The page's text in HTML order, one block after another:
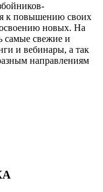
к повышению своих
новых. На
самые свежие и
и вебинары, а так
направлениям